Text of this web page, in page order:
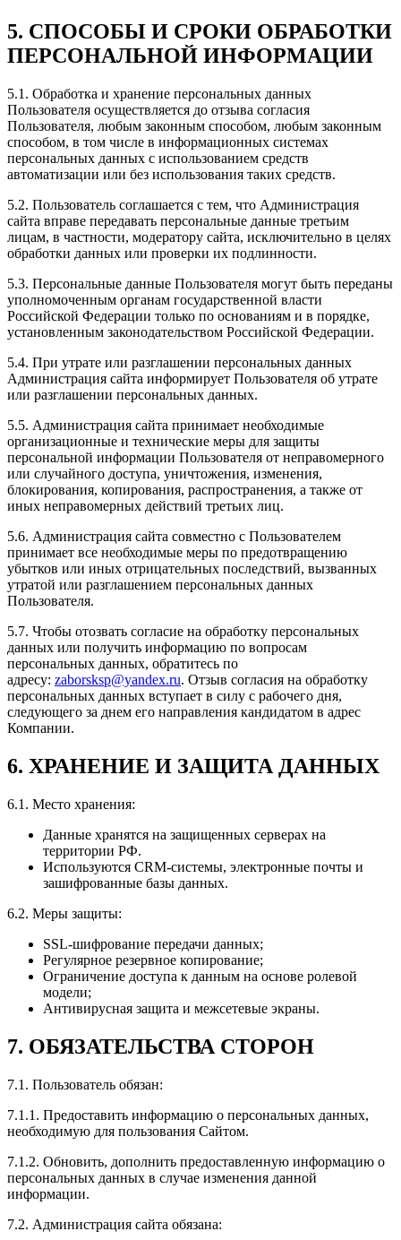
5. СПОСОБЫ И СРОКИ ОБРАБОТКИ
ПЕРСОНАЛЬНОЙ ИНФОРМАЦИИ
5.1. Обработка и хранение персональных данных
Пользователя осуществляется до отзыва согласия
Пользователя, любым законным способом, любым законным
способом, в том числе в информационных системах
персональных данных с использованием средств
автоматизации или без использования таких средств.
5.2. Пользователь соглашается с тем, что Администрация
сайта вправе передавать персональные данные третьим
лицам, в частности, модератору сайта, исключительно в целях
обработки данных или проверки их подлинности.
5.3. Персональные данные Пользователя могут быть переданы
уполномоченным органам государственной власти
Российской Федерации только по основаниям и в порядке,
установленным законодательством Российской Федерации.
5.4. При утрате или разглашении персональных данных
Администрация сайта информирует Пользователя об утрате
или разглашении персональных данных.
5.5. Администрация сайта принимает необходимые
организационные и технические меры для защиты
персональной информации Пользователя от неправомерного
или случайного доступа, уничтожения, изменения,
блокирования, копирования, распространения, а также от
иных неправомерных действий третьих лиц.
5.6. Администрация сайта совместно с Пользователем
принимает все необходимые меры по предотвращению
убытков или иных отрицательных последствий, вызванных
утратой или разглашением персональных данных
Пользователя.
5.7. Чтобы отозвать согласие на обработку персональных
данных или получить информацию по вопросам
персональных данных, обратитесь по
адресу: zaborsksp@yandex.ru. Отзыв согласия на обработку
персональных данных вступает в силу с рабочего дня,
следующего за днем его направления кандидатом в адрес
Компании.
6. ХРАНЕНИЕ И ЗАЩИТА ДАННЫХ
6.1. Место хранения:
Данные хранятся на защищенных серверах на
территории РФ.
Используются CRM-системы, электронные почты и
зашифрованные базы данных.
6.2. Меры защиты:
SSL-шифрование передачи данных;
Регулярное резервное копирование;
Ограничение доступа к данным на основе ролевой
модели;
Антивирусная защита и межсетевые экраны.
7. ОБЯЗАТЕЛЬСТВА СТОРОН
7.1. Пользователь обязан:
7.1.1. Предоставить информацию о персональных данных,
необходимую для пользования Сайтом.
7.1.2. Обновить, дополнить предоставленную информацию о
персональных данных в случае изменения данной
информации.
7.2. Администрация сайта обязана: